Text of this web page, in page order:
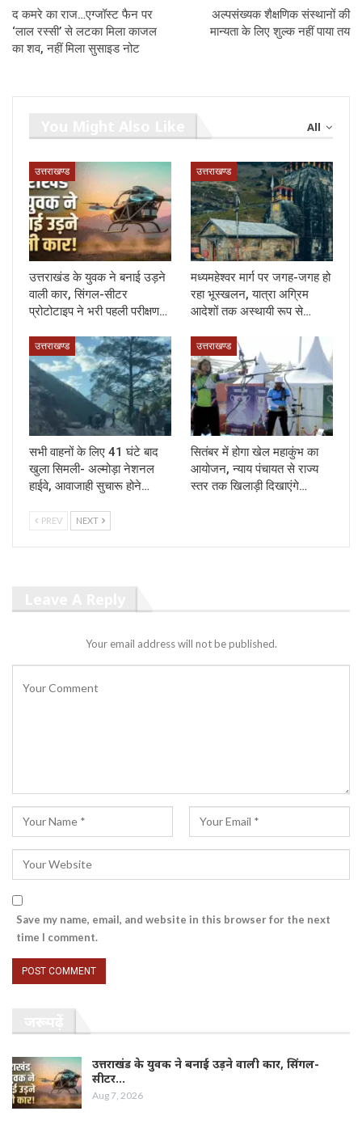
द कमरे का राज…एग्जॉस्ट फैन पर
‘लाल रस्सी’ से लटका मिला काजल
का शव, नहीं मिला सुसाइड नोट
अल्पसंख्यक शैक्षणिक संस्थानों की
मान्यता के लिए शुल्क नहीं पाया तय
All
उत्तराखण्ड
उत्तराखंड के युवक ने बनाई उड़ने
वाली कार, सिंगल-सीटर
प्रोटोटाइप ने भरी पहली परीक्षण…
उत्तराखण्ड
मध्यमहेश्वर मार्ग पर जगह-जगह हो
रहा भूस्खलन, यात्रा अग्रिम
आदेशों तक अस्थायी रूप से…
उत्तराखण्ड
सभी वाहनों के लिए 41 घंटे बाद
खुला सिमली- अल्मोड़ा नेशनल
हाईवे, आवाजाही सुचारू होने…
उत्तराखण्ड
सितंबर में होगा खेल महाकुंभ का
आयोजन, न्याय पंचायत से राज्य
स्तर तक खिलाड़ी दिखाएंगे…
PREV NEXT
Your email address will not be published.
Save my name, email, and website in this browser for the next
time I comment.
उत्तराखंड के युवक ने बनाई उड़ने वाली कार, सिंगल-
सीटर…
Aug 7, 2026